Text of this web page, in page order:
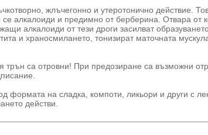
жлъчегонно и утеротонично действие.
алкалоиди и предимно от берберина. Отвара от
алкалоиди от тези дроги засилват
и храносмилането, тонизират маточната
трън са отровни! При предозиране са възможни
формата на сладка, компоти, ликьори и други с
действи.